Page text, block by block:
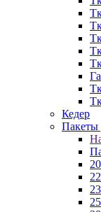
Кедер
Пакеты